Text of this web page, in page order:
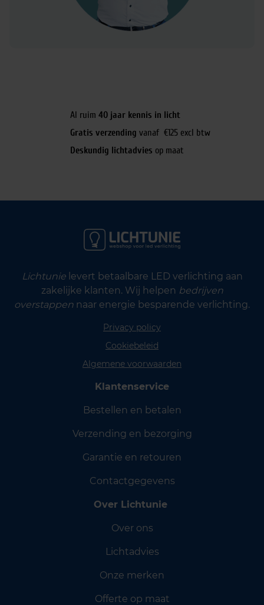
Al ruim 40 jaar kennis in licht
Gratis verzending vanaf €125 excl btw
Deskundig lichtadvies op maat
Lichtunielevert betaalbare LED verlichting aan
zakelijke klanten. Wij helpen bedrijven
overstappen naar energie besparende verlichting.
Privacy policy
Cookiebeleid
Algemene voorwaarden
Klantenservice
Bestellen en betalen
Verzending en bezorging
Garantie en retouren
Contactgegevens
Over Lichtunie
Over ons
Lichtadvies
Onze merken
Offerte op maat